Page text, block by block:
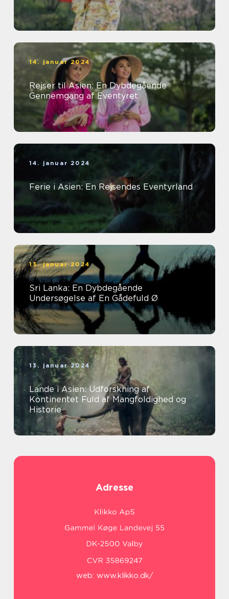
14. januar 2024
Rejser til Asien: En Dybdegående
Gennemgang af Eventyret
14. januar 2024
Ferie i Asien: En Rejsendes Eventyrland
13. januar 2024
Sri Lanka: En Dybdegående
Undersøgelse af En Gådefuld Ø
13. januar 2024
Lande i Asien: Udforskning af
Kontinentet Fuld af Mangfoldighed og
Historie
Adresse
web: www.klikko.dk/